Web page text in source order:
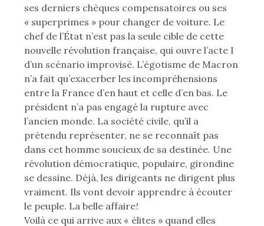
ses derniers chèques compensatoires ou ses
« superprimes » pour changer de voiture. Le
chef de l’État n’est pas la seule cible de cette
nouvelle révolution française, qui ouvre l’acte I
d’un scénario improvisé. L’égotisme de Macron
n’a fait qu’exacerber les incompréhensions
entre la France d’en haut et celle d’en bas. Le
président n’a pas engagé la rupture avec
l’ancien monde. La société civile, qu’il a
prétendu représenter, ne se reconnaît pas
dans cet homme soucieux de sa destinée. Une
révolution démocratique, populaire, girondine
se dessine. Déjà, les dirigeants ne dirigent plus
vraiment. Ils vont devoir apprendre à écouter
le peuple. La belle affaire !
Voilà ce qui arrive aux « élites » quand elles